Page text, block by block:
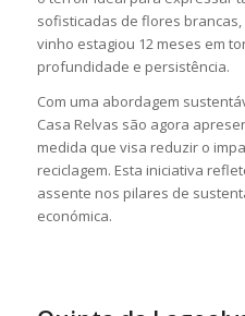
sofisticadas de flores
vinho estagiou 12 meses em
profundidade e persistência.
Com uma abordagem
Casa Relvas são agora
medida que visa reduzir o
reciclagem. Esta iniciativa
assente nos pilares de
económica.